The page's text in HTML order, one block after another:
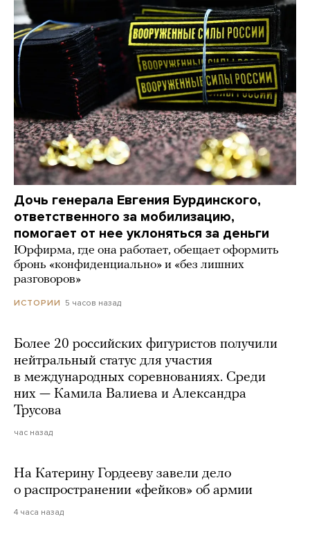
Дочь генерала Евгения Бурдинского,
ответственного за мобилизацию,
помогает от нее уклоняться за деньги
Юрфирма, где она работает, обещает оформить
бронь «конфиденциально» и «без лишних
разговоров»
ИСТОРИИ 5 часов назад
Более 20 российских фигуристов получили
нейтральный статус для участия
в международных соревнованиях. Среди
них — Камила Валиева и Александра
Трусова
час назад
На Катерину Гордееву завели дело
о распространении «фейков» об армии
4 часа назад